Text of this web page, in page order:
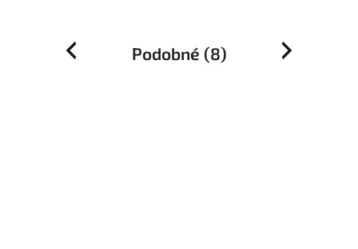
Podobné (8)
Previous Next